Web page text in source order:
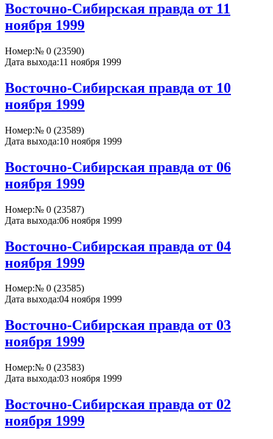
Восточно-Сибирская правда от 11
ноября 1999
Номер:№ 0 (23590)
Дата выхода:11 ноября 1999
Восточно-Сибирская правда от 10
ноября 1999
Номер:№ 0 (23589)
Дата выхода:10 ноября 1999
Восточно-Сибирская правда от 06
ноября 1999
Номер:№ 0 (23587)
Дата выхода:06 ноября 1999
Восточно-Сибирская правда от 04
ноября 1999
Номер:№ 0 (23585)
Дата выхода:04 ноября 1999
Восточно-Сибирская правда от 03
ноября 1999
Номер:№ 0 (23583)
Дата выхода:03 ноября 1999
Восточно-Сибирская правда от 02
ноября 1999